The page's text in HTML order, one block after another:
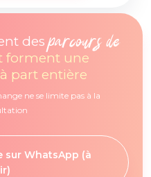
desparcours de
forment une
part entière
ne se limite pas à la
sur WhatsApp (à